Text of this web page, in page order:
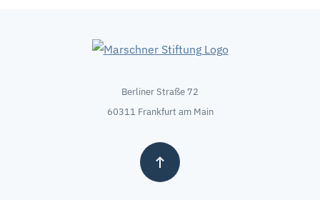
Berliner Straße 72
60311 Frankfurt am Main